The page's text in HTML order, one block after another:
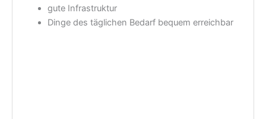
gute Infrastruktur
Dinge des täglichen Bedarf bequem erreichbar